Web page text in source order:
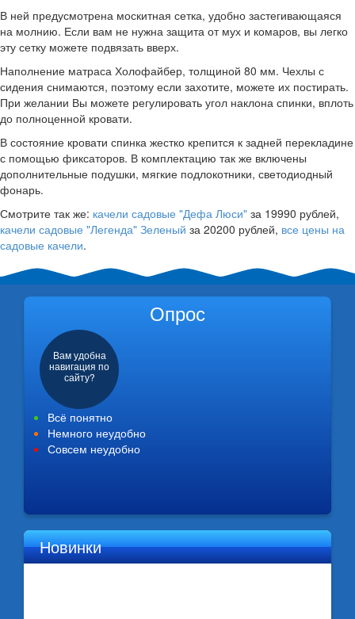
В ней предусмотрена москитная сетка, удобно застегивающаяся
на молнию. Если вам не нужна защита от мух и комаров, вы легко
эту сетку можете подвязать вверх.
Наполнение матраса Холофайбер, толщиной 80 мм. Чехлы с
сидения снимаются, поэтому если захотите, можете их постирать.
При желании Вы можете регулировать угол наклона спинки, вплоть
до полноценной кровати.
В состояние кровати спинка жестко крепится к задней перекладине
с помощью фиксаторов. В комплектацию так же включены
дополнительные подушки, мягкие подлокотники, светодиодный
фонарь.
Смотрите так же: качели садовые "Дефа Люси" за 19990 рублей,
качели садовые "Легенда" Зеленый за 20200 рублей, все цены на
садовые качели.
Опрос
Вам удобна
навигация по
сайту?
Всё понятно
Немного неудобно
Совсем неудобно
Новинки